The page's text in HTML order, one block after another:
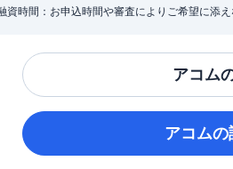
時間：お申込時間や審査によりご希望に添え
アコム
アコムの